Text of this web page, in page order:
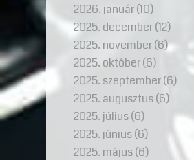
2026. január(10)
2025. december(12)
2025. november(6)
2025. október(6)
2025. szeptember(6)
2025. augusztus(6)
2025. július(6)
2025. június(6)
2025. május(6)